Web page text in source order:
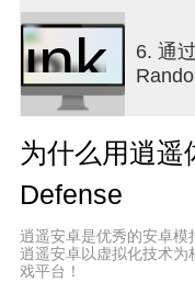
Craft randomly,
and summon units
Start defending
Customer Support:
Terms of Service:
https://
service.html
6. 通
为什么用逍遥
Defense
逍遥安卓是优秀的安卓模
逍遥安卓以虚拟化技术
戏平台！